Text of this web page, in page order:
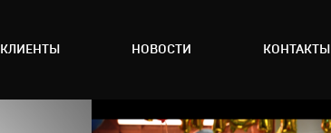
КЛИЕНТЫ НОВОСТИ КОНТАКТЫ